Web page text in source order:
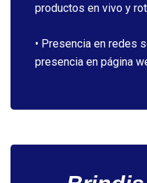
productos en vivo y
• Presencia en redes
presencia en página